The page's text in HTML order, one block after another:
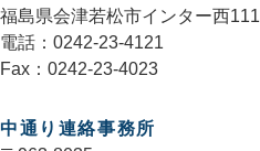
福島県会津若松市インター西111
電話：0242-23-4121
Fax：0242-23-4023
中通り連絡事務所